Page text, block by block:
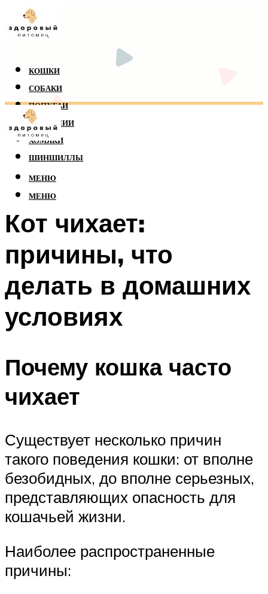
КОШКИ
СОБАКИ
ПОПУГАИ
РЕПТИЛИИ
ХОМЯКИ
ШИНШИЛЛЫ
МЕНЮ
МЕНЮ
Кот чихает:
причины, что
делать в домашних
условиях
Почему кошка часто
чихает
Существует несколько причин
такого поведения кошки: от вполне
безобидных, до вполне серьезных,
представляющих опасность для
кошачьей жизни.
Наиболее распространенные
причины: